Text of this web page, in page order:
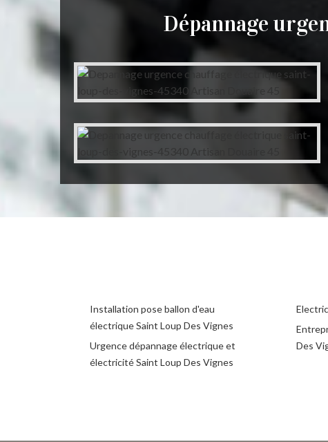
Dépannage
Installation pose ballon d'eau
électrique Saint Loup Des Vignes
Urgence dépannage électrique et
électricité Saint Loup Des Vignes
Des